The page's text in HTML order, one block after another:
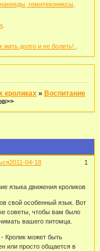
гемитекониксы,
жить долго и не болеть!
кроликах » Воспитание
1
2011-04-18
языка движения кроликов
свой особенный язык. Вот
советы, чтобы вам было
вашего питомца.
Кролик может быть
или просто общается в